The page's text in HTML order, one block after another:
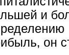
и
он